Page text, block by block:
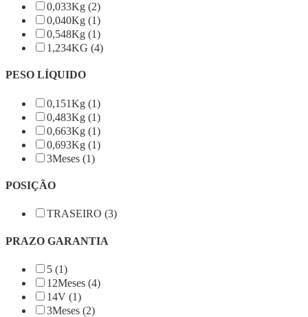
0,033Kg (2)
0,040Kg (1)
0,548Kg (1)
1,234KG (4)
PESO LÍQUIDO
0,151Kg (1)
0,483Kg (1)
0,663Kg (1)
0,693Kg (1)
3Meses (1)
POSIÇÃO
TRASEIRO (3)
PRAZO GARANTIA
5 (1)
12Meses (4)
14V (1)
3Meses (2)